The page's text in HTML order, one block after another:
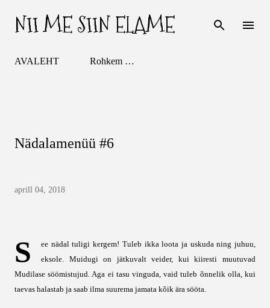
Otse põhisisu juurde
NII ME SIIN ELAME
AVALEHT Rohkem …
Nädalamenüü #6
aprill 04, 2018
S
ee nädal tuligi kergem! Tuleb ikka loota ja uskuda ning juhuu,
eksole. Muidugi on jätkuvalt veider, kui kiiresti muutuvad
Mudilase söömistujud. Aga ei tasu vinguda, vaid tuleb õnnelik olla, kui
taevas halastab ja saab ilma suurema jamata kõik ära sööta.